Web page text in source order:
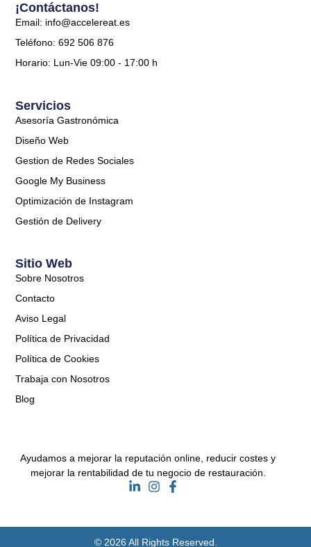
Ayudamos a mejorar la reputación online, reducir costes y
mejorar la rentabilidad de tu negocio de restauración.
Servicios
Asesoría Gastronómica
Diseño Web
Gestion de Redes Sociales
Google My Business
Optimización de Instagram
Gestión de Delivery
Sitio Web
Sobre Nosotros
Contacto
Aviso Legal
Política de Privacidad
Política de Cookies
Trabaja con Nosotros
Blog
¡Contáctanos!
Email: info@accelereat.es
Teléfono: 692 506 876
Horario: Lun-Vie 09:00 - 17:00 h
© 2026 All Rights Reserved.